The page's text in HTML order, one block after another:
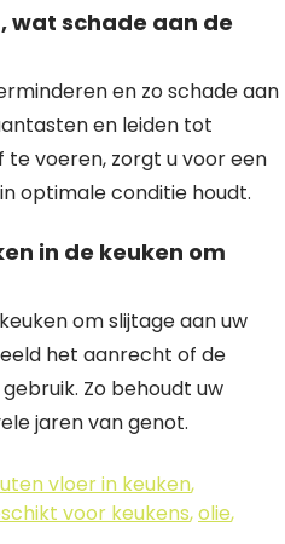
wat schade aan de
en zo schade aan
en leiden tot
voeren, zorgt u voor een
optimale conditie houdt.
in de keuken om
om slijtage aan uw
het aanrecht of de
Zo behoudt uw
jaren van genot.
vloer in keuken,
voor keukens,olie,